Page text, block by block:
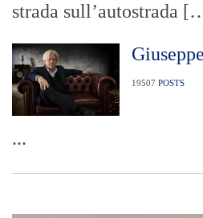
strada sull’autostrada
19507 POSTS
...